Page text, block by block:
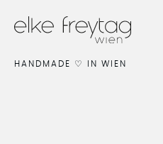
HANDMADE ♡ IN WIEN